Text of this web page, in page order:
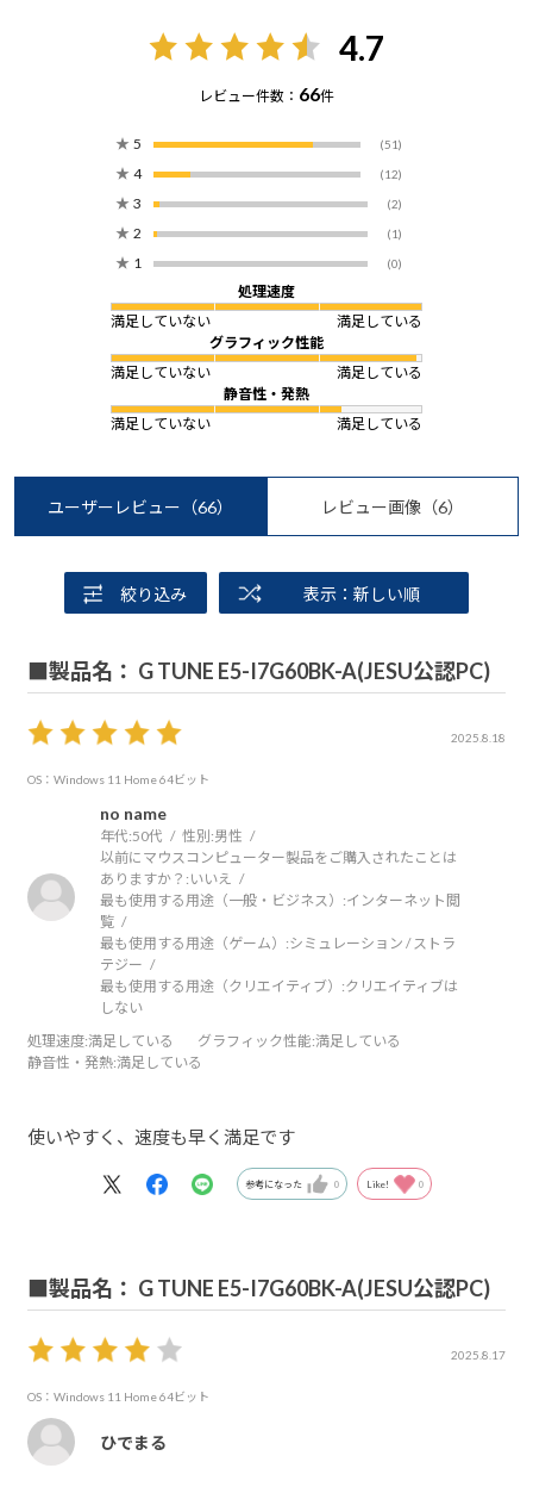
4.7
レビュー件数： 66件
★ 5 (51)
★ 4 (12)
★ 3 (2)
★ 2 (1)
★ 1 (0)
処理速度
満足していない
満足している
グラフィック性能
満足していない
満足している
静音性・発熱
満足していない
満足している
ユーザーレビュー （66） レビュー画像 （6）
絞り込み 表示：新しい順
■製品名： G TUNE E5-I7G60BK-A(JESU公認PC)
2025.8.18
OS：Windows 11 Home 64ビット
no name
年代:50代 性別:男性
以前にマウスコンピューター製品をご購入されたことは
ありますか？: いいえ
最も使用する用途（一般・ビジネス）:インターネット閲
覧
最も使用する用途（ゲーム）:シミュレーション / ストラ
テジー
最も使用する用途（クリエイティブ）:クリエイティブは
しない
処理速度:満足している グラフィック性能:満足している
静音性・発熱:満足している
使いやすく、速度も早く満足です
参考になった 0 Like! 0
■製品名： G TUNE E5-I7G60BK-A(JESU公認PC)
2025.8.17
OS：Windows 11 Home 64ビット
ひでまる